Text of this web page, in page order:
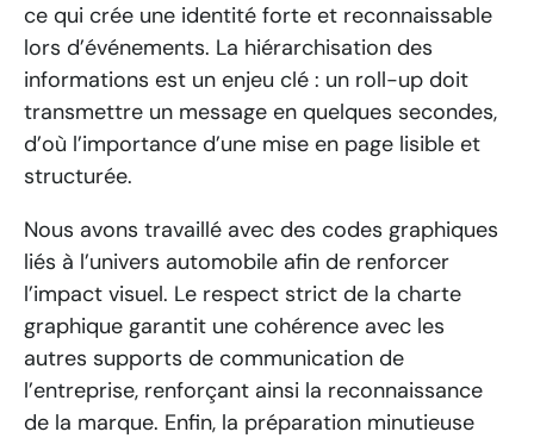
ce qui crée une identité forte et reconnaissable
lors d’événements. La hiérarchisation des
informations est un enjeu clé : un roll-up doit
transmettre un message en quelques secondes,
d’où l’importance d’une mise en page lisible et
structurée.
Nous avons travaillé avec des codes graphiques
liés à l’univers automobile afin de renforcer
l’impact visuel. Le respect strict de la charte
graphique garantit une cohérence avec les
autres supports de communication de
l’entreprise, renforçant ainsi la reconnaissance
de la marque. Enfin, la préparation minutieuse